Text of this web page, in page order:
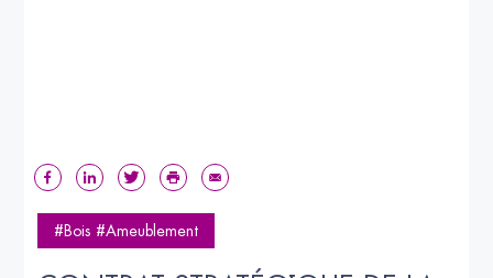
#Bois #Ameublement